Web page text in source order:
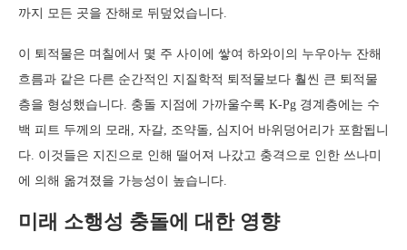
까지 모든 곳을 잔해로 뒤덮었습니다.
이 퇴적물은 며칠에서 몇 주 사이에 쌓여 하와이의 누우아누 잔해
흐름과 같은 다른 순간적인 지질학적 퇴적물보다 훨씬 큰 퇴적물
층을 형성했습니다. 충돌 지점에 가까울수록 K-Pg 경계층에는 수
백 피트 두께의 모래, 자갈, 조약돌, 심지어 바위덩어리가 포함됩니
다. 이것들은 지진으로 인해 떨어져 나갔고 충격으로 인한 쓰나미
에 의해 옮겨졌을 가능성이 높습니다.
미래 소행성 충돌에 대한 영향